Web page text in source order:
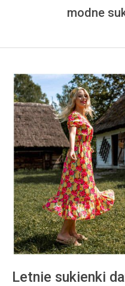
modne
Letnie sukienki